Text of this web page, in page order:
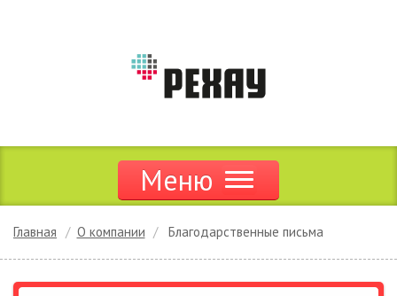
Меню
Акции и скидки
Главная О компании Благодарственные письма